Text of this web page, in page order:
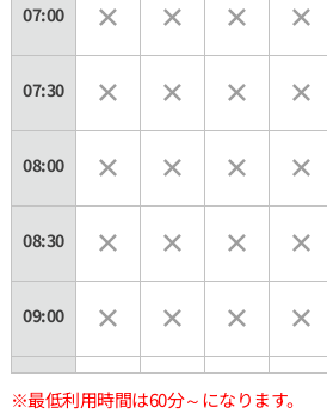
07:00
07:30
08:00
08:30
09:00
09:30
※最低利用時間は60分～になります。